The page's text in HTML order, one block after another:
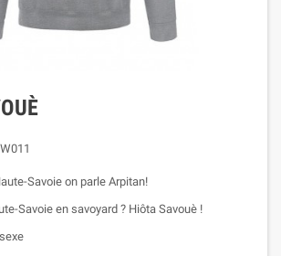
Savoie on parle Arpitan!
Savoie en savoyard ? Hiôta Savouè !